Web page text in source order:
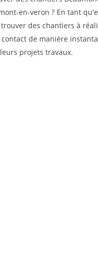
en-veron ? En tant
des chantiers à
de manière
projets travaux.